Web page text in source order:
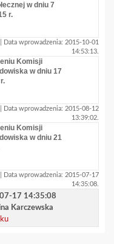
w dniu 7
r.
wprowadzenia: 2015-10-01
14:53:13.
Komisji
w dniu 17
Data wprowadzenia: 2015-08-12
13:39:02.
Komisji
w dniu 21
Data wprowadzenia: 2015-07-17
14:35:08.
17 14:35:08
Karczewska